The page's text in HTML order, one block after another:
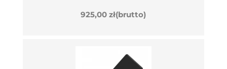
925,00zł(brutto)